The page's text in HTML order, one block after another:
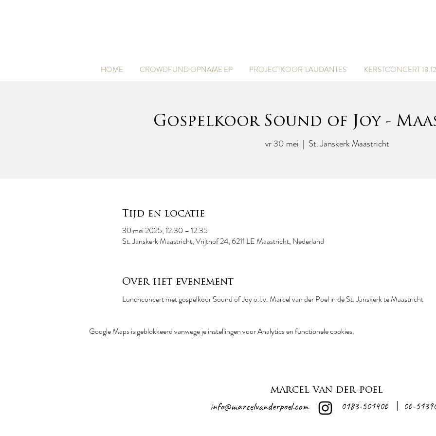
HOME CROWDFUND OPNAME EP PROJECTKOOR 'LAUDANTES' KERSTCONCERT
Gospelkoor Sound of Joy -
vr 30 mei
  |
St. Janskerk Maastricht
Tijd en locatie
30 mei 2025, 12:30 – 12:35
St. Janskerk Maastricht, Vrijthof 24, 6211 LE Maastricht, Nederland
Over het evenement
Lunchconcert met gospelkoor Sound of Joy o.l.v. Marcel van der Poel in de St. Janskerk te Maastricht
Google Maps is geblokkeerd vanwege je instellingen voor Analytics en functionele cookies.
marcel van der poel
info@marcelvanderpoel.com 0183-501406 06-